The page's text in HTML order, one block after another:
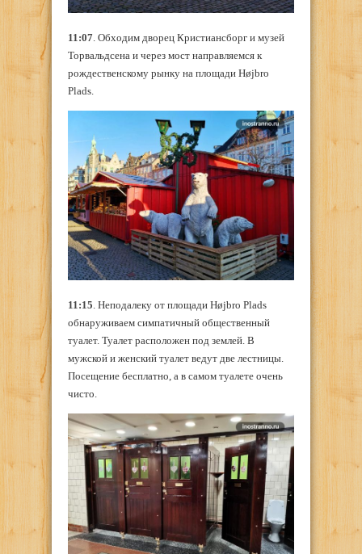
11:07 . Обходим дворец Кристиансборг и музей
Торвальдсена и через мост направляемся к
рождественскому рынку на площади Højbro
Plads.
11:15 . Неподалеку от площади Højbro Plads
обнаруживаем симпатичный общественный
туалет. Туалет расположен под землей. В
мужской и женский туалет ведут две лестницы.
Посещение бесплатно, а в самом туалете очень
чисто.